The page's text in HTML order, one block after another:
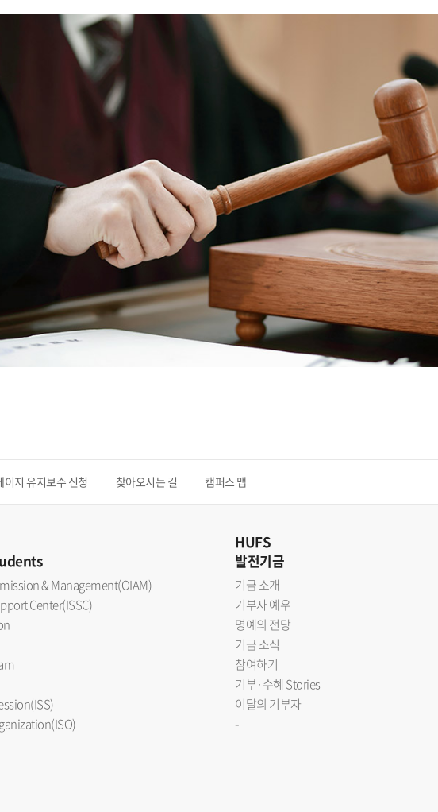
이지 유지보수 신청 찾아오시는 길 캠퍼스 맵
& Management(OIAM)
Center(ISSC)
HUFS
발전기금
기금 소개
기부자 예우
명예의 전당
기금 소식
참여하기
기부·수혜 Stories
이달의 기부자
-